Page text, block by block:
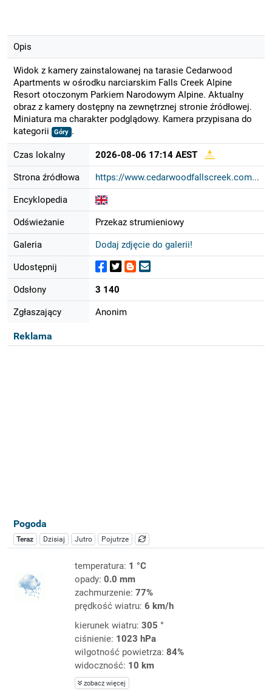
Opis
Widok z kamery zainstalowanej na tarasie Cedarwood
Apartments w ośrodku narciarskim Falls Creek Alpine
Resort otoczonym Parkiem Narodowym Alpine. Aktualny
obraz z kamery dostępny na zewnętrznej stronie źródłowej.
Miniatura ma charakter podglądowy. Kamera przypisana do
kategorii
Góry .
Czas lokalny 2026-08-06 17:14 AEST
Strona źródłowa https://www.cedarwoodfallscreek.com...
Encyklopedia
Odświeżanie Przekaz strumieniowy
Galeria Dodaj zdjęcie do galerii!
Udostępnij
Odsłony 3 140
Zgłaszający Anonim
Reklama
Pogoda
Teraz Dzisiaj Jutro Pojutrze
temperatura: 1 °C
opady: 0.0 mm
zachmurzenie: 77%
prędkość wiatru: 6 km/h
kierunek wiatru: 305 °
ciśnienie: 1023 hPa
wilgotność powietrza: 84%
widoczność: 10 km
zobacz więcej